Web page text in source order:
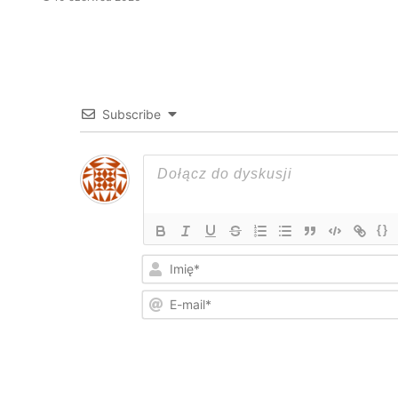
Subscribe
{}